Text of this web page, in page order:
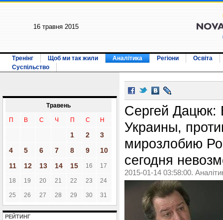
16 травня 2015
Тренінг Щоб ми так жили Аналітика Регіони
Освіта
Суспільство
Травень
П В С Ч П С Н
1 2
3
4
5 6 7 8 9
10
11
12 13 14 15 16 17
18 19 20 21 22 23 24
25 26 27 28 29 30 31
РЕЙТИНГ
Сергей Дацюк:
Украины,
мирозлобию
сегодня
2015-01-14 03:58:00.